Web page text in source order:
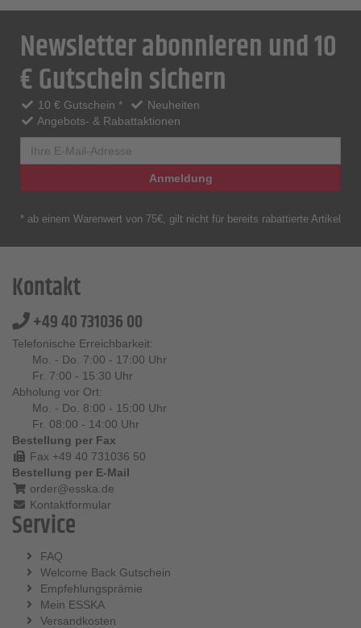
Newsletter abonnieren und 10
€ Gutschein sichern
10 € Gutschein *
Neuheiten
Angebots- & Rabattaktionen
Anmeldung
* ab einem Warenwert von 75€, gilt nicht für bereits rabattierte Artikel
Kontakt
+49 40 731036 00
Telefonische Erreichbarkeit:
Mo. - Do. 7:00 - 17:00 Uhr
Fr. 7:00 - 15:30 Uhr
Abholung vor Ort:
Mo. - Do. 8:00 - 15:00 Uhr
Fr. 08:00 - 14:00 Uhr
Bestellung per Fax
Fax +49 40 731036 50
Bestellung per E-Mail
order@esska.de
Kontaktformular
Service
FAQ
Welcome Back Gutschein
Empfehlungsprämie
Mein ESSKA
Versandkosten